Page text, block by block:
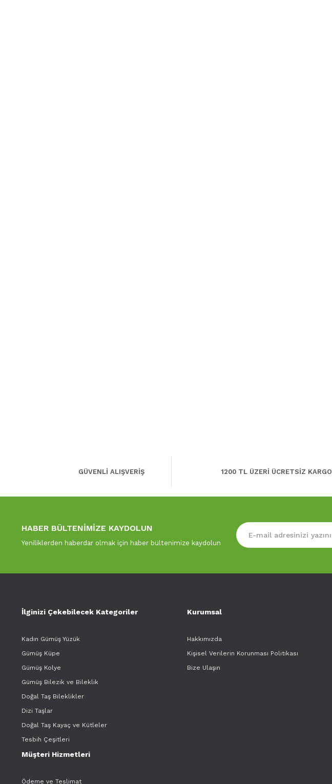
GÜVENLİ ALIŞVERİŞ 1200 TL ÜZERİ ÜCRETSİZ KARGO
HABER BÜLTENİMİZE KAYDOLUN
Yeniliklerden haberdar olmak için haber bültenimize kaydolun
İlginizi Çekebilecek Kategoriler
Kadın Gümüş Yüzük
Gümüş Küpe
Gümüş Kolye
Gümüş Bilezik ve Bileklik
Doğal Taş Bileklikler
Dizi Taşlar
Doğal Taş Kayaç ve Kütleler
Tesbih Çeşitleri
Kurumsal
Hakkımızda
Kişisel Verilerin Korunması Politikası
Bize Ulaşın
Müşteri Hizmetleri
Ödeme ve Teslimat